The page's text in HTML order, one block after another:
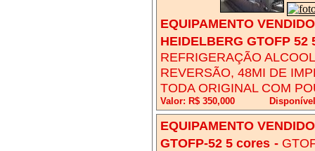
EQUIPAMENTO
HEIDELBERG GTOFP 52
REFRIGERAÇÃO
REVERSÃO, 48MI DE
TODA ORIGINAL COM
Valor: R$ 350,000
EQUIPAMENTO
GTOFP-52 5 cores -